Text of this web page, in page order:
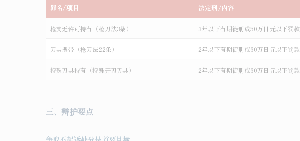
罪名/项目 法定刑/内容
枪支无许可持有（枪刀法3条） 3年以下有期徒刑或50万日元以下罚款
刀具携带（枪刀法22条） 2年以下有期徒刑或30万日元以下罚款
特殊刀具持有（特殊开刃刀具） 2年以下有期徒刑或30万日元以下罚款
三、辩护要点
争取不起诉处分是首要目标